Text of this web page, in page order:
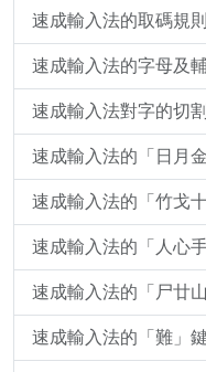
速成輸入法的取碼規則
速成輸入法的字母及
速成輸入法對字的切割
速成輸入法的「日月
速成輸入法的「竹戈
速成輸入法的「人心
速成輸入法的「尸廿
速成輸入法的「難」鍵